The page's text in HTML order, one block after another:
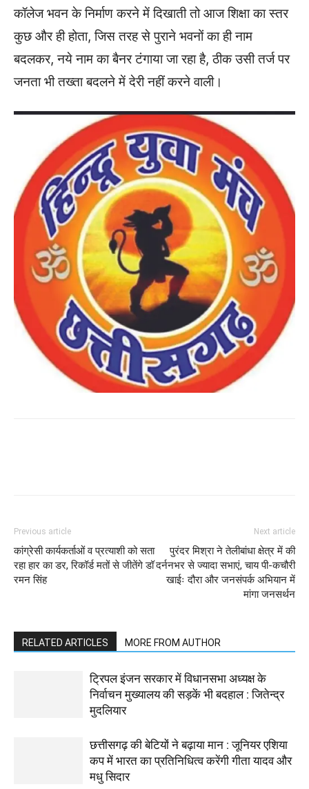
कॉलेज भवन के निर्माण करने में दिखाती तो आज शिक्षा का स्तर
कुछ और ही होता, जिस तरह से पुराने भवनों का ही नाम
बदलकर, नये नाम का बैनर टंगाया जा रहा है, ठीक उसी तर्ज पर
जनता भी तख्ता बदलने में देरी नहीं करने वाली।
Previous article
कांग्रेसी कार्यकर्ताओं व प्रत्याशी को सता
रहा हार का डर, रिकॉर्ड मतों से जीतेंगे डॉ
रमन सिंह
Next article
पुरंदर मिश्रा ने तेलीबांधा क्षेत्र में की
दर्ननभर से ज्यादा सभाएं, चाय पी-कचौरी
खाईः दौरा और जनसंपर्क अभियान में
मांगा जनसर्थन
RELATED ARTICLES MORE FROM AUTHOR
ट्रिपल इंजन सरकार में विधानसभा अध्यक्ष के
निर्वाचन मुख्यालय की सड़कें भी बदहाल : जितेन्द्र
मुदलियार
छत्तीसगढ़ की बेटियों ने बढ़ाया मान : जूनियर एशिया
कप में भारत का प्रतिनिधित्व करेंगी गीता यादव और
मधु सिदार